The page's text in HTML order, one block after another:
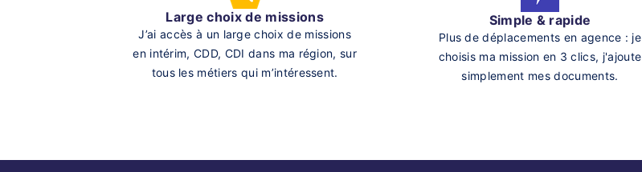
Large choix de missions
J’ai accès à un large choix de missions
en intérim, CDD, CDI dans ma région, sur
tous les métiers qui m’intéressent.
Simple & rapide
Plus de déplacements en agence : je
choisis ma mission en 3 clics, j'ajoute
simplement mes documents.